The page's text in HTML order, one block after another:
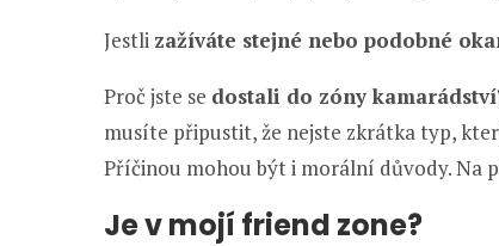
Jestli zažíváte stejné nebo podobné
Proč jste se dostali do zóny kamarádství
musíte připustit, že nejste zkrátka typ,
Příčinou mohou být i morální důvody. Na
Je v mojí friend zone?